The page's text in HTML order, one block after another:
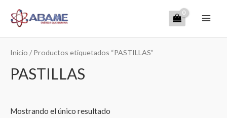
contenido
Inicio / Productos etiquetados “PASTILLAS”
PASTILLAS
Mostrando el único resultado